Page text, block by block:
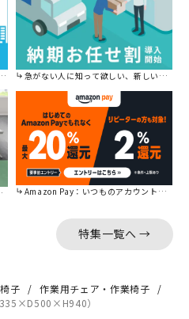
急がない人に知って欲しい、新しい割引を始めました。
Amazon Pay：いつものアカウントで簡単に決済可能。
特集一覧へ →
子
作業用チェア・作業椅子
）